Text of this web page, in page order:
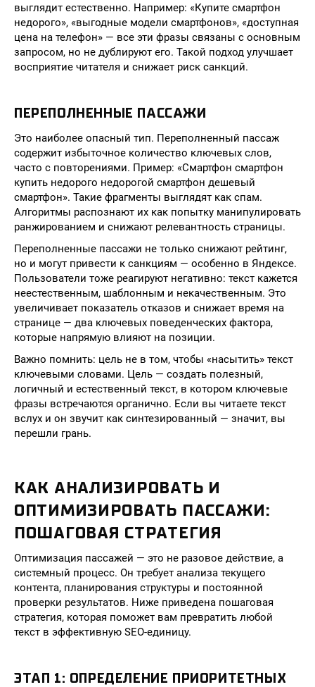
выглядит естественно. Например: «Купите смартфон
недорого», «выгодные модели смартфонов», «доступная
цена на телефон» — все эти фразы связаны с основным
запросом, но не дублируют его. Такой подход улучшает
восприятие читателя и снижает риск санкций.
ПЕРЕПОЛНЕННЫЕ ПАССАЖИ
Это наиболее опасный тип. Переполненный пассаж
содержит избыточное количество ключевых слов,
часто с повторениями. Пример: «Смартфон смартфон
купить недорого недорогой смартфон дешевый
смартфон». Такие фрагменты выглядят как спам.
Алгоритмы распознают их как попытку манипулировать
ранжированием и снижают релевантность страницы.
Переполненные пассажи не только снижают рейтинг,
но и могут привести к санкциям — особенно в Яндексе.
Пользователи тоже реагируют негативно: текст кажется
неестественным, шаблонным и некачественным. Это
увеличивает показатель отказов и снижает время на
странице — два ключевых поведенческих фактора,
которые напрямую влияют на позиции.
Важно помнить: цель не в том, чтобы «насытить» текст
ключевыми словами. Цель — создать полезный,
логичный и естественный текст, в котором ключевые
фразы встречаются органично. Если вы читаете текст
вслух и он звучит как синтезированный — значит, вы
перешли грань.
КАК АНАЛИЗИРОВАТЬ И
ОПТИМИЗИРОВАТЬ ПАССАЖИ:
ПОШАГОВАЯ СТРАТЕГИЯ
Оптимизация пассажей — это не разовое действие, а
системный процесс. Он требует анализа текущего
контента, планирования структуры и постоянной
проверки результатов. Ниже приведена пошаговая
стратегия, которая поможет вам превратить любой
текст в эффективную SEO-единицу.
ЭТАП 1: ОПРЕДЕЛЕНИЕ ПРИОРИТЕТНЫХ